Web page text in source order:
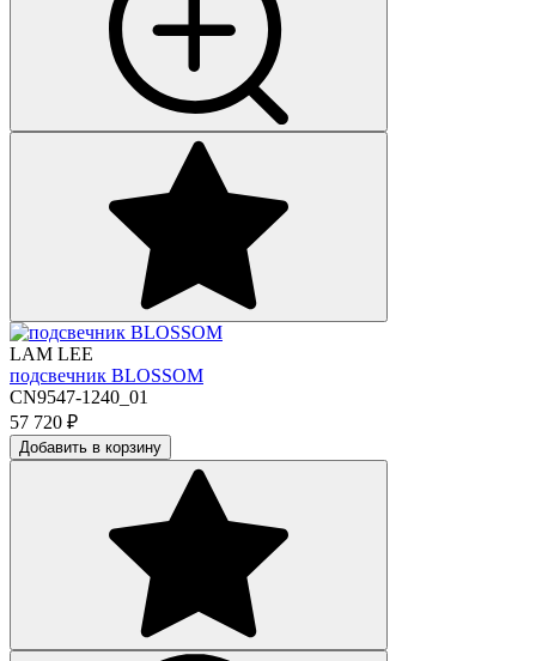
LAM LEE
подсвечник BLOSSOM
CN9547-1240_01
57 720 ₽
Добавить в корзину